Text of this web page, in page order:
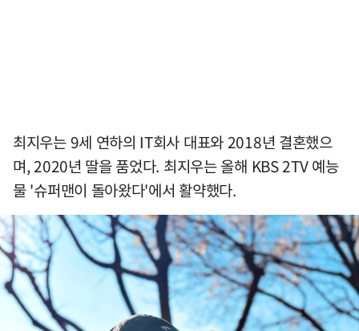
최지우는 9세 연하의 IT회사 대표와 2018년 결혼했으
며, 2020년 딸을 품었다. 최지우는 올해 KBS 2TV 예능
물 '슈퍼맨이 돌아왔다'에서 활약했다.